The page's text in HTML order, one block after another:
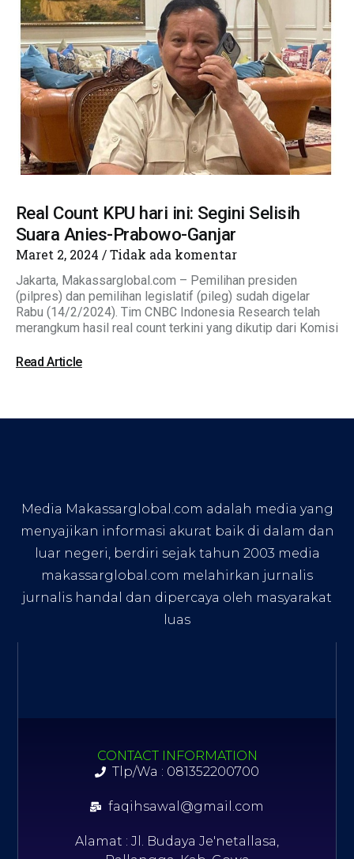
Real Count KPU hari ini: Segini Selisih
Suara Anies-Prabowo-Ganjar
Maret 2, 2024 Tidak ada komentar
Jakarta, Makassarglobal.com – Pemilihan presiden
(pilpres) dan pemilihan legislatif (pileg) sudah digelar
Rabu (14/2/2024). Tim CNBC Indonesia Research telah
merangkum hasil real count terkini yang dikutip dari Komisi
Read Article
Media Makassarglobal.com adalah media yang
menyajikan informasi akurat baik di dalam dan
luar negeri, berdiri sejak tahun 2003 media
makassarglobal.com melahirkan jurnalis
jurnalis handal dan dipercaya oleh masyarakat
luas
CONTACT INFORMATION
Tlp/Wa : 081352200700
faqihsawal@gmail.com
Alamat : Jl. Budaya Je'netallasa,